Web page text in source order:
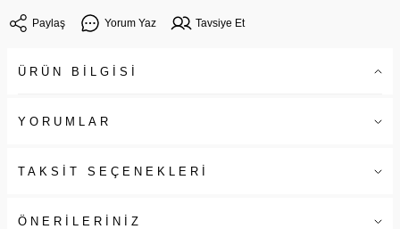
Paylaş Yorum Yaz Tavsiye Et
ÜRÜN BİLGİSİ
YORUMLAR
TAKSİT SEÇENEKLERİ
ÖNERİLERİNİZ